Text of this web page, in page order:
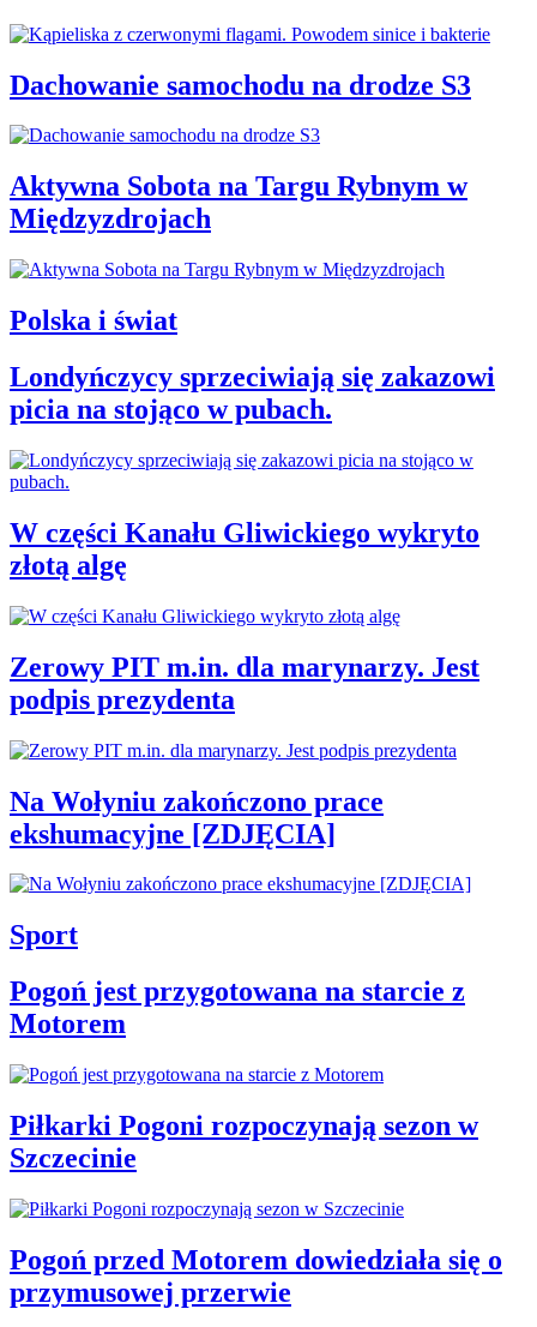
Dachowanie samochodu na drodze S3
Aktywna Sobota na Targu Rybnym w
Międzyzdrojach
Polska i świat
Londyńczycy sprzeciwiają się zakazowi
picia na stojąco w pubach.
W części Kanału Gliwickiego wykryto
złotą algę
Zerowy PIT m.in. dla marynarzy. Jest
podpis prezydenta
Na Wołyniu zakończono prace
ekshumacyjne [ZDJĘCIA]
Sport
Pogoń jest przygotowana na starcie z
Motorem
Piłkarki Pogoni rozpoczynają sezon w
Szczecinie
Pogoń przed Motorem dowiedziała się o
przymusowej przerwie